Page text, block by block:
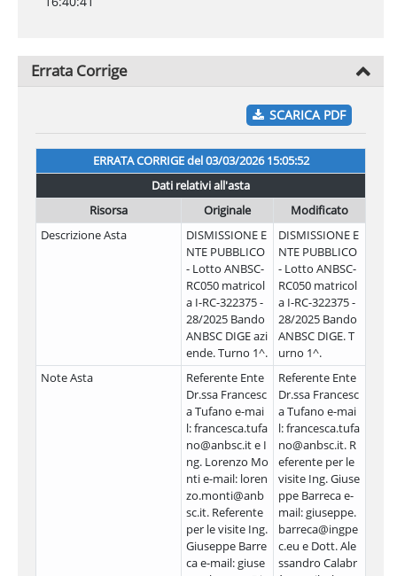
Errata Corrige
SCARICA PDF
ERRATA CORRIGE del03/03/2026 15:05:52
Dati relativi all'asta
Risorsa
Originale
Modificato
Descrizione Asta
DISMISSIONE E
NTE PUBBLICO
- Lotto ANBSC-
RC050 matricol
a I-RC-322375 -
28/2025 Bando
ANBSC DIGE azi
ende. Turno 1^.
DISMISSIONE E
NTE PUBBLICO
- Lotto ANBSC-
RC050 matricol
a I-RC-322375 -
28/2025 Bando
ANBSC DIGE. T
urno 1^.
Note Asta
Referente Ente
Dr.ssa Francesc
a Tufano e-mai
l: francesca.tufa
no@anbsc.it e I
ng. Lorenzo Mo
nti e-mail: loren
zo.monti@anb
sc.it. Referente
per le visite Ing.
Giuseppe Barre
ca e-mail: giuse
Referente Ente
Dr.ssa Francesc
a Tufano e-mai
l: francesca.tufa
no@anbsc.it. R
eferente per le
visite Ing. Giuse
ppe Barreca e-
mail: giuseppe.
barreca@ingpe
c.eu e Dott. Ale
ssandro Calabr